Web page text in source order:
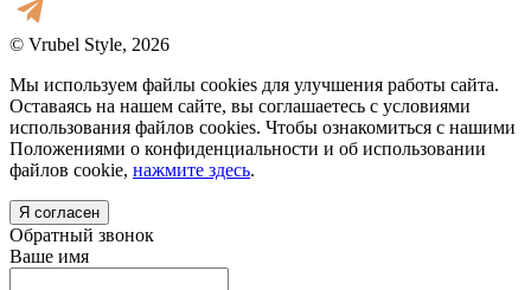
© Vrubel Style, 2026
Мы используем файлы cookies для улучшения работы сайта.
Оставаясь на нашем сайте, вы соглашаетесь с условиями
использования файлов cookies. Чтобы ознакомиться с нашими
Положениями о конфиденциальности и об использовании
файлов cookie, нажмите здесь.
Я согласен
Обратный звонок
Ваше имя